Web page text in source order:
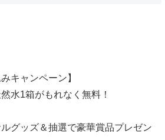
キャンペーン】
水1箱がもれなく無料！
グッズ＆抽選で豪華賞品プレゼン